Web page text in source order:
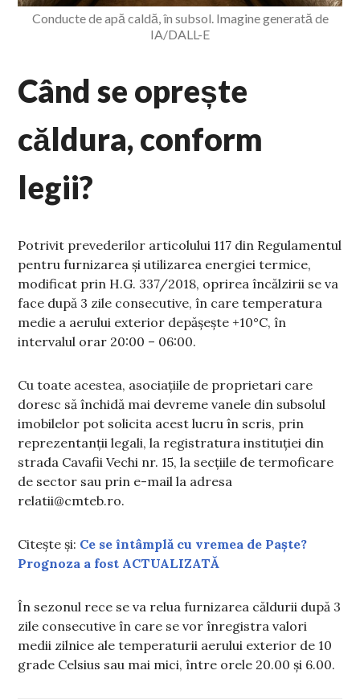
Conducte de apă caldă, în subsol. Imagine generată de
IA/DALL-E
Când se oprește
căldura, conform
legii?
Potrivit prevederilor articolului 117 din Regulamentul
pentru furnizarea și utilizarea energiei termice,
modificat prin H.G. 337/2018, oprirea încălzirii se va
face după 3 zile consecutive, în care temperatura
medie a aerului exterior depășește +10°C, în
intervalul orar 20:00 – 06:00.
Cu toate acestea, asociațiile de proprietari care
doresc să închidă mai devreme vanele din subsolul
imobilelor pot solicita acest lucru în scris, prin
reprezentanții legali, la registratura instituției din
strada Cavafii Vechi nr. 15, la secțiile de termoficare
de sector sau prin e-mail la adresa
relatii@cmteb.ro.
Citește și: Ce se întâmplă cu vremea de Paște?
Prognoza a fost ACTUALIZATĂ
În sezonul rece se va relua furnizarea căldurii după 3
zile consecutive în care se vor înregistra valori
medii zilnice ale temperaturii aerului exterior de 10
grade Celsius sau mai mici, între orele 20.00 și 6.00.